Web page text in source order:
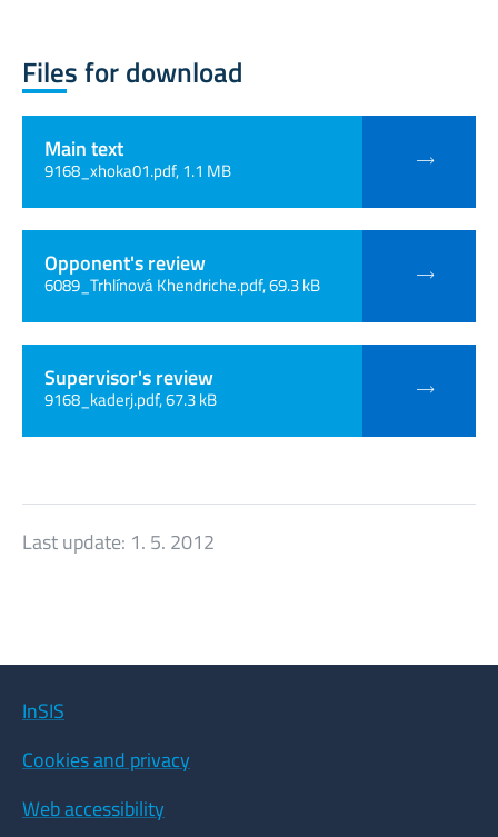
Files for download
Main text
9168_xhoka01.pdf, 1.1 MB
Opponent's review
6089_Trhlínová Khendriche.pdf, 69.3 kB
Supervisor's review
9168_kaderj.pdf, 67.3 kB
Last update: 1. 5. 2012
InSIS
Cookies and privacy
Web accessibility